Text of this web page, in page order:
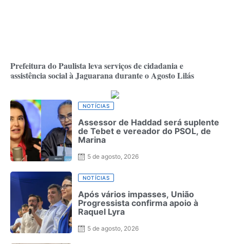
Prefeitura do Paulista leva serviços de cidadania e
assistência social à Jaguarana durante o Agosto Lilás
NOTÍCIAS
Assessor de Haddad será suplente
de Tebet e vereador do PSOL, de
Marina
5 de agosto, 2026
NOTÍCIAS
Após vários impasses, União
Progressista confirma apoio à
Raquel Lyra
5 de agosto, 2026